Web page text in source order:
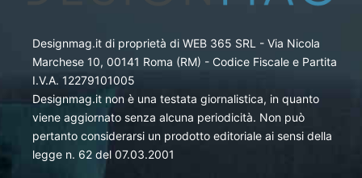
Designmag.it di proprietà di WEB 365 SRL - Via Nicola
Marchese 10, 00141 Roma (RM) - Codice Fiscale e Partita
I.V.A. 12279101005
Designmag.it non è una testata giornalistica, in quanto
viene aggiornato senza alcuna periodicità. Non può
pertanto considerarsi un prodotto editoriale ai sensi della
legge n. 62 del 07.03.2001